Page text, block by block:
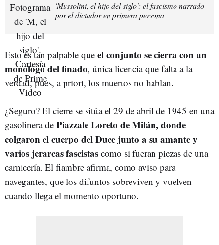
'Mussolini, el hijo del siglo': el fascismo narrado
por el dictador en primera persona
Esto es tan palpable que el conjunto se cierra con un
monólogo del finado, única licencia que falta a la
verdad, pues, a priori, los muertos no hablan.
¿Seguro? El cierre se sitúa el 29 de abril de 1945 en una
gasolinera de Piazzale Loreto de Milán, donde
colgaron el cuerpo del Duce junto a su amante y
varios jerarcas fascistas como si fueran piezas de una
carnicería. El fiambre afirma, como aviso para
navegantes, que los difuntos sobreviven y vuelven
cuando llega el momento oportuno.